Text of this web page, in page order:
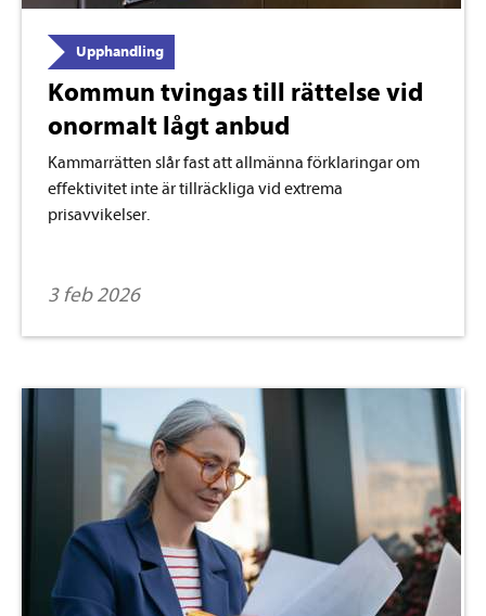
Upphandling
Kommun tvingas till rättelse vid
onormalt lågt anbud
Kammarrätten slår fast att allmänna förklaringar om
effektivitet inte är tillräckliga vid extrema
prisavvikelser.
3 feb 2026